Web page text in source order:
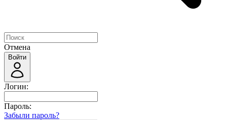
Отмена
Войти
Логин:
Пароль:
Забыли пароль?